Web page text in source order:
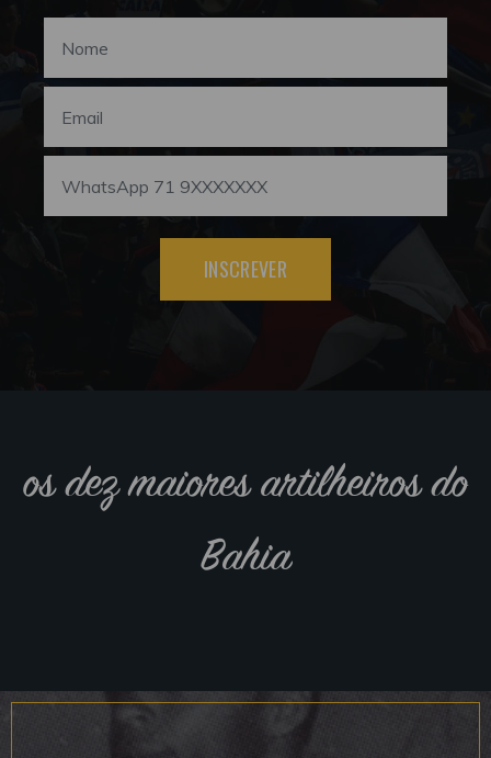
INSCREVER
os dez maiores artilheiros do
Bahia